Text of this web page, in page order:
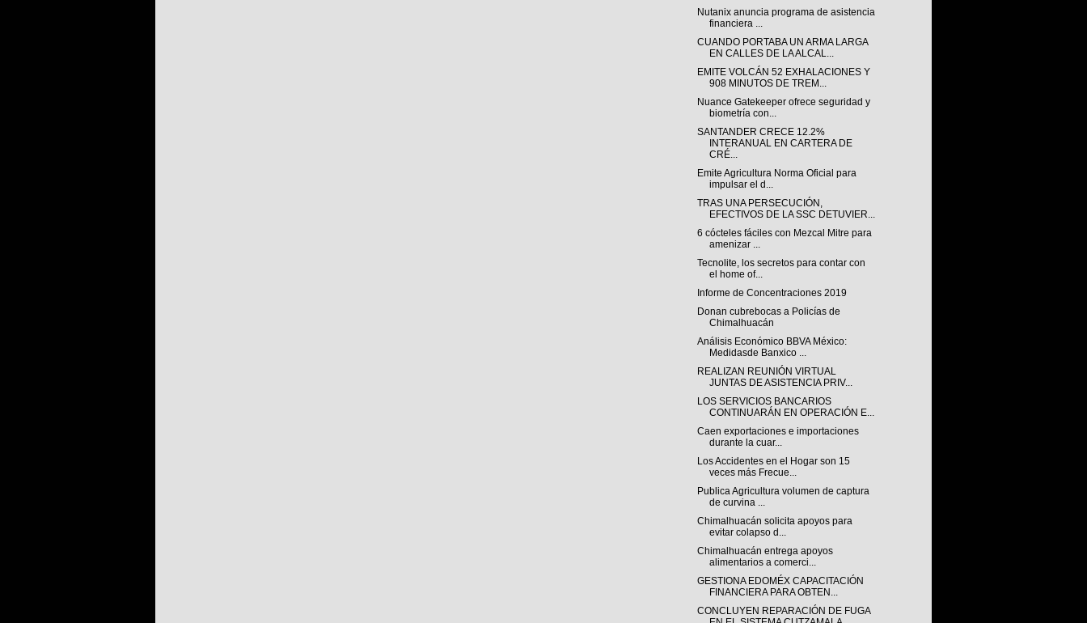
Nutanix anuncia programa de asistencia
financiera ...
CUANDO PORTABA UN ARMA LARGA
EN CALLES DE LA ALCAL...
EMITE VOLCÁN 52 EXHALACIONES Y
908 MINUTOS DE TREM...
Nuance Gatekeeper ofrece seguridad y
biometría con...
SANTANDER CRECE 12.2%
INTERANUAL EN CARTERA DE
CRÉ...
Emite Agricultura Norma Oficial para
impulsar el d...
TRAS UNA PERSECUCIÓN,
EFECTIVOS DE LA SSC DETUVIER...
6 cócteles fáciles con Mezcal Mitre para
amenizar ...
Tecnolite, los secretos para contar con
el home of...
Informe de Concentraciones 2019
Donan cubrebocas a Policías de
Chimalhuacán
Análisis Económico BBVA México:
Medidasde Banxico ...
REALIZAN REUNIÓN VIRTUAL
JUNTAS DE ASISTENCIA PRIV...
LOS SERVICIOS BANCARIOS
CONTINUARÁN EN OPERACIÓN E...
Caen exportaciones e importaciones
durante la cuar...
Los Accidentes en el Hogar son 15
veces más Frecue...
Publica Agricultura volumen de captura
de curvina ...
Chimalhuacán solicita apoyos para
evitar colapso d...
Chimalhuacán entrega apoyos
alimentarios a comerci...
GESTIONA EDOMÉX CAPACITACIÓN
FINANCIERA PARA OBTEN...
CONCLUYEN REPARACIÓN DE FUGA